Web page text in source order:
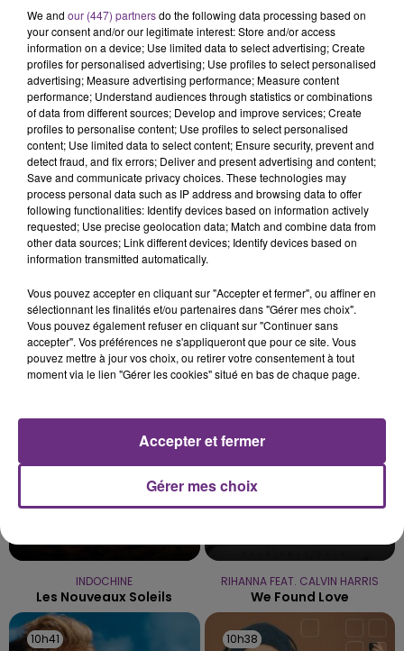
UN FEU DE REMORQUE BLOQUE LA
CIRCULATION DANS LES ARDENNES
Un feu de remorque s'est déclaré ce mercredi en
fin de matinée sur l'A34.
VENEZ FÊTER CE WEEK-END
L'ANNIVERSAIRE DE WOINIC
l'anniversaire du plus gros sanglier du monde.
Une fête est donc organisée et vous êtes tous
conviés !
TITRES DIFFUSÉS
INDOCHINE
Les Nouveaux Soleils
RIHANNA FEAT. CALVIN HARRIS
We Found Love
10h41
10h41 10h38
10h38
We and our (447) partnersdo the following data processing based on
your consent and/or our legitimate interest: Store and/or access
information on a device; Use limited data to select advertising; Create
profiles for personalised advertising; Use profiles to select personalised
advertising; Measure advertising performance; Measure content
performance; Understand audiences through statistics or combinations
of data from different sources; Develop and improve services; Create
profiles to personalise content; Use profiles to select personalised
content; Use limited data to select content; Ensure security, prevent and
detect fraud, and fix errors; Deliver and present advertising and content;
Save and communicate privacy choices. These technologies may
process personal data such as IP address and browsing data to offer
following functionalities: Identify devices based on information actively
requested; Use precise geolocation data; Match and combine data from
other data sources; Link different devices; Identify devices based on
information transmitted automatically.
Vous pouvez accepter en cliquant sur "Accepter et fermer", ou affiner en
sélectionnant les finalités et/ou partenaires dans "Gérer mes choix".
Vous pouvez également refuser en cliquant sur "Continuer sans
accepter". Vos préférences ne s'appliqueront que pour ce site. Vous
pouvez mettre à jour vos choix, ou retirer votre consentement à tout
moment via le lien "Gérer les cookies" situé en bas de chaque page.
Gérer mes choix
Accepter et fermer